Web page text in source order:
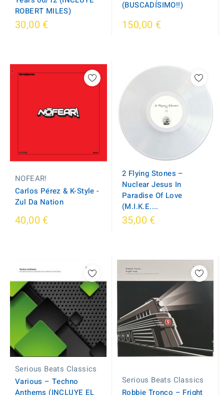
ROBERT MILES)
30,00 €
(BUSCADÍSIMO!!)
150,00 €
NOFEAR!
Carlos Pérez & K-Style -
Zul Da Nation
40,00 €
2 Flying Stones ‎–
Nuclear Jesus In
Paradise Of Love
(M.I.K.E....
35,00 €
Serious Beats Classics
Various – Techno
Anthems (INCLUYE EL
Serious Beats Classics
Robbie Tronco – Fright